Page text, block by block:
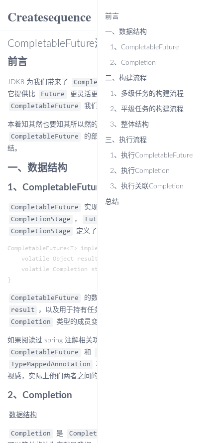
Createsequence
CompletableFuture源码解析
前言
JDK8 为我们带来了 CompletableFuture 这个有意思的新类，
它提供比
Future
更灵活更强大的回调功能，借助
CompletableFuture
我们可以更方便的编排异步任务。
本着知其然也要知其所以然的想法，笔者结合源码深入了解了一下
CompletableFuture
的部分实现，然后写了这边文章作为总
结。
一、数据结构
1、CompletableFuture
CompletableFuture 实现了
CompletionStage
， Future
CompletionStage
定义了各种任务编排的 API：
CompletableFuture<T> implements Future<T>,
volatile Object result;       // Either the result or
volatile Completion stack;    // Top of Treiber stack of
CompletableFuture
的数据结构包括用于记录结果的
result
，以及用于持有任务以及任务间依赖关系的
Completion
类型的成员变量
如果阅读过 spring 注解相关功能的源码的同学，对于
CompletableFuture
和
TypeMappedAnnotation
和
视感，实际上他们两者之间的关系确实也非常相似。
2、Completion
数据结构
Completion 是 CompletableFuture
前言
一、数据结构
1、CompletableFuture
2、Completion
二、构建流程
1、多级任务的构建流程
2、平级任务的构建流程
3、整体结构
三、执行流程
1、执行CompletableFuture
2、执行Completion
3、执行关联Completion
总结